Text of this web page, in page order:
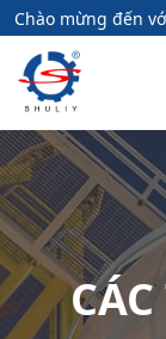
Chào mừng đến